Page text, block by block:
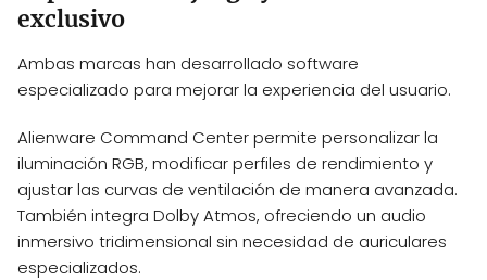
exclusivo
Ambas marcas han desarrollado software
especializado para mejorar la experiencia del usuario.
Alienware Command Center permite personalizar la
iluminación RGB, modificar perfiles de rendimiento y
ajustar las curvas de ventilación de manera avanzada.
También integra Dolby Atmos, ofreciendo un audio
inmersivo tridimensional sin necesidad de auriculares
especializados.